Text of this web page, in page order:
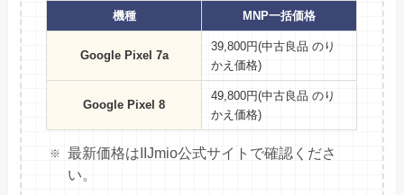
機種 MNP一括価格
Google Pixel 7a
39,800円(中古良品 のり
かえ価格)
Google Pixel 8
49,800円(中古良品 のり
かえ価格)
最新価格はIIJmio公式サイトで確認くださ
い。